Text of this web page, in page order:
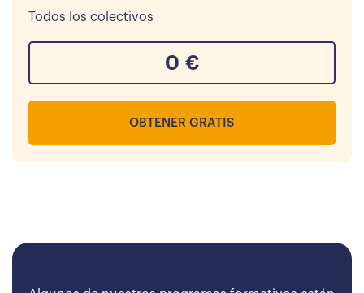
Todos los colectivos
0 €
OBTENER GRATIS